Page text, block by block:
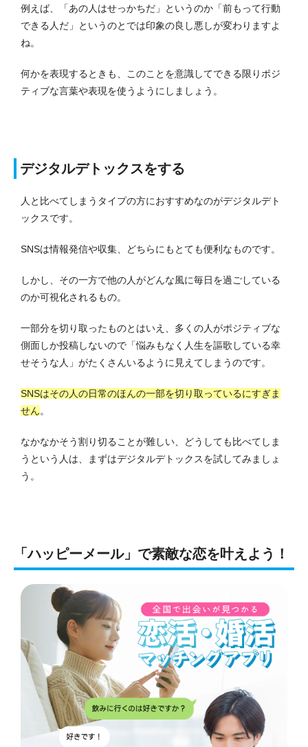
例えば、「あの人はせっかちだ」というのか「前もって行動
できる人だ」というのとでは印象の良し悪しが変わりますよ
ね。
何かを表現するときも、このことを意識してできる限りポジ
ティブな言葉や表現を使うようにしましょう。
デジタルデトックスをする
人と比べてしまうタイプの方におすすめなのがデジタルデト
ックスです。
SNSは情報発信や収集、どちらにもとても便利なものです。
しかし、その一方で他の人がどんな風に毎日を過ごしている
のか可視化されるもの。
一部分を切り取ったものとはいえ、多くの人がポジティブな
側面しか投稿しないので「悩みもなく人生を謳歌している幸
せそうな人」がたくさんいるように見えてしまうのです。
SNSはその人の日常のほんの一部を切り取っているにすぎま
せん。
なかなかそう割り切ることが難しい、どうしても比べてしま
うという人は、まずはデジタルデトックスを試してみましょ
う。
「ハッピーメール」で素敵な恋を叶えよう！